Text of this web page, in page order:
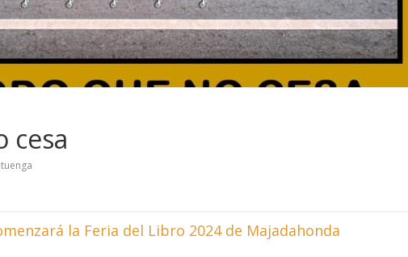
cesa
la Feria del Libro 2024 de Majadahonda